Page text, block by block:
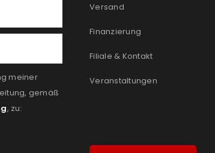
meiner
gemäß
, zu:
Versand
Finanzierung
Filiale & Kontakt
Veranstaltungen